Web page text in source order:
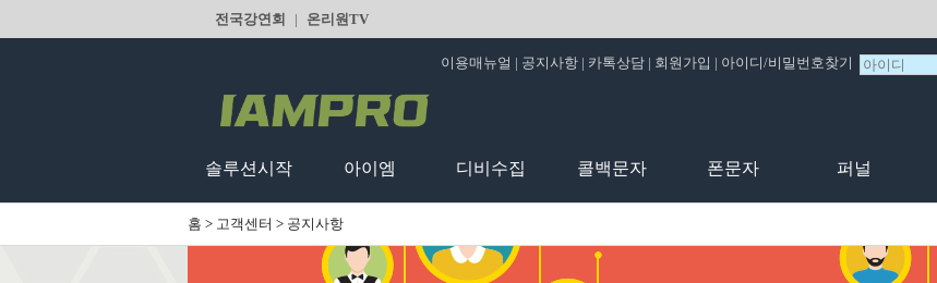
전국강연회 | 온리원TV
이용매뉴얼 | 공지사항 | 카톡상담 | 회원가입 | 아이디/비밀번호찾기
솔루션시작 아이엠 디비수집 콜백문자 폰문자 퍼널
홈 > 고객센터 > 공지사항